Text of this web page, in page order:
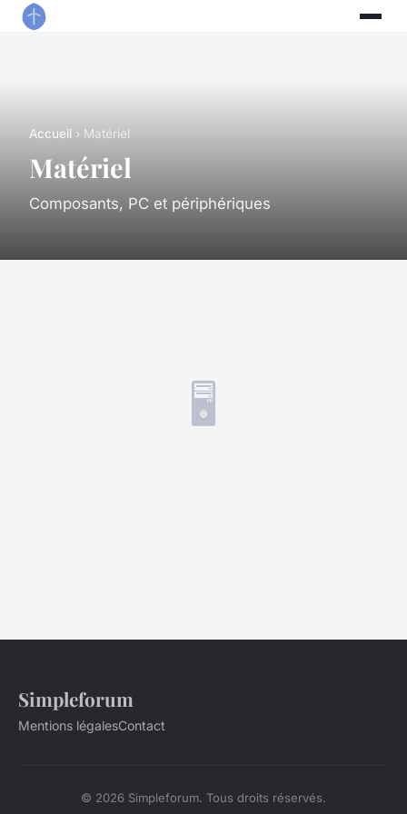
Accueil › Matériel
Matériel
Composants, PC et périphériques
🖥️
Simpleforum
Mentions légalesContact
© 2026 Simpleforum. Tous droits réservés.